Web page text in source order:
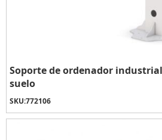
Soporte de ordenador
suelo
SKU:772106